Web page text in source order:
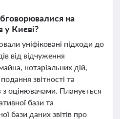
на
у Києві?
уніфіковані підходи до
від відчуження
нотаріальних дій,
звітності та
з оцінювачами. Планується
бази та
бази даних звітів про